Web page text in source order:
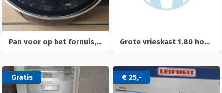
Pan voor op het fornuis, kookplaat en/of gas Grote vrieskast 1.80 hoog wegens verhuizing
Gratis € 25,-